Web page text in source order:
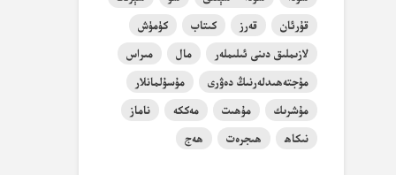
قۇرئان
قەرز كىتاب
كۈمۈش
لازىملىق دىنى ئىلىملەر
مال
مىراس
مۇجتەھىدلەرنىڭ دەۋرى
مۇسۇلمانلار
مۇشرىك
مۇھىت مەككە
ناماز
نىكاھ
ھىجرەت ھەج